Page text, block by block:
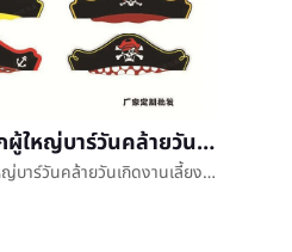
วันฮาโลวีนเด็กผู้ใหญ่บาร์วันคล้ายวันเกิดงานเลี้ยงกระดาษpartyโจรสลัดกระทู้ก่อนโรงเรียนกระดาษฝาครอบโจรสลัดฝาครอบแว่นตา
วันฮาโลวีนเด็กผู้ใหญ่บาร์วันคล้ายวันเกิดงานเลี้ยงกระดาษpartyโจรสลัดกระทู้ก่อนโรงเรียนกระดาษฝาครอบโจรสลัดฝาครอบแว่นตา